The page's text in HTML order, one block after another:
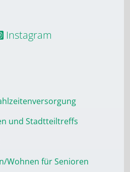
Instagram
und Stadtteiltreffs
Wohnen für Senioren